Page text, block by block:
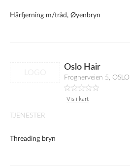
Hårfjerning m/tråd, Øyenbryn
Oslo Hair
Frognerveien 5, OSLO
Vis i kart
TJENESTER
Threading bryn